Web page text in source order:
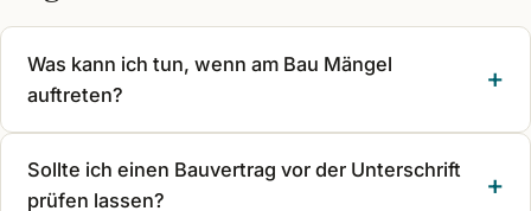
Was kann ich tun, wenn am Bau Mängel
auftreten?
Sollte ich einen Bauvertrag vor der Unterschrift
prüfen lassen?